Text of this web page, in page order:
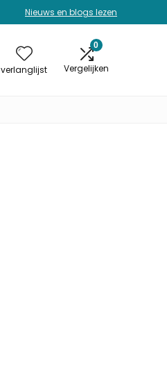
Nieuws en blogs lezen
verlanglijst
0
Vergelijken